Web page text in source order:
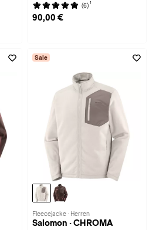
(6) 1
90,00 €
Sale
Fleecejacke · Herren
Salomon · CHROMA